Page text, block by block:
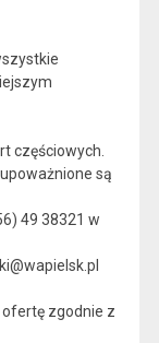
częściowych.
są
49 38321 w
zgodnie z